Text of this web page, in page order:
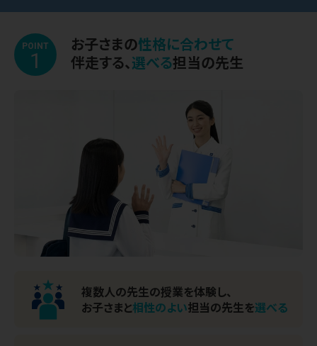
POINT
1
お子さまの性格に合わせて
伴走する、選べる担当の先生
複数人の先生の授業を体験し、
お子さまと相性のよい担当の先生を選べる